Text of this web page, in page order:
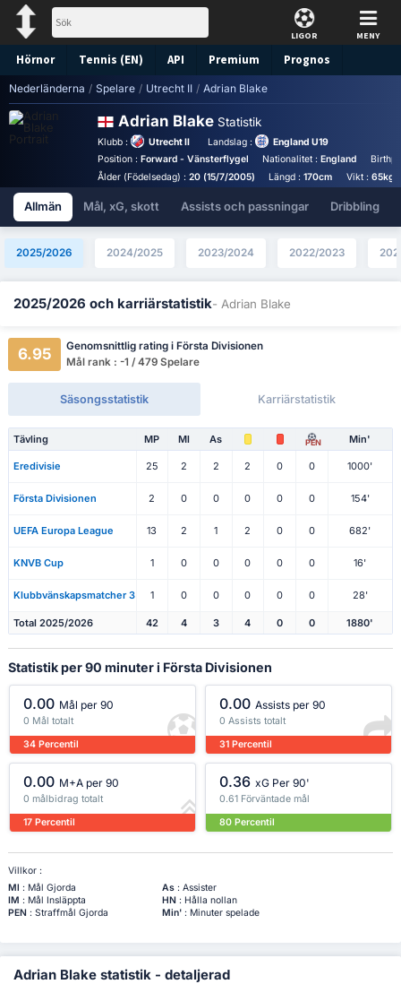
LIGOR MENY
Hörnor Tennis (EN) API Premium Prognos
Nederländerna / Spelare / Utrecht II / Adrian Blake
Adrian Blake Statistik
Klubb : Utrecht II Landslag :
England U19
Position : Forward - Vänsterflygel Nationalitet :England
Ålder (Födelsedag) : 20 (15/7/2005) Längd :170cm Vikt : 65kg
Allmän Mål, xG, skott Assists och passningar Dribbling
2025/2026 2024/2025 2023/2024 2022/2023
2025/2026 och karriärstatistik- Adrian Blake
6.95
Genomsnittlig rating i Första Divisionen
Mål rank : -1 / 479 Spelare
Säsongsstatistik Karriärstatistik
Tävling MP Ml As PEN Min'
Eredivisie 25 2 2 2 0 0 1000'
Första Divisionen 2 0 0 0 0 0 154'
UEFA Europa League 13 2 1 2 0 0 682'
KNVB Cup 1 0 0 0 0 0 16'
Klubbvänskapsmatcher 3 1 0 0 0 0 0 28'
Total 2025/2026 42 4 3 4 0 0 1880'
Statistik per 90 minuter i Första Divisionen
0.00 Mål per 90
0 Mål totalt
34 Percentil
0.00 Assists per 90
0 Assists totalt
31 Percentil
0.00 M+A per 90
0 målbidrag totalt
17 Percentil
0.36 xG Per 90'
0.61 Förväntade mål
80 Percentil
Villkor :
Ml : Mål Gjorda As: Assister
IM : Mål Insläppta HN: Hålla nollan
PEN: Straffmål Gjorda Min': Minuter spelade
Adrian Blake statistik - detaljerad